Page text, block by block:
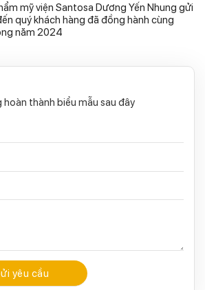
mỹ viện Santosa Dương Yến Nhung gửi
quý khách hàng đã đồng hành cùng
năm 2024
hoàn thành biểu mẫu sau đây